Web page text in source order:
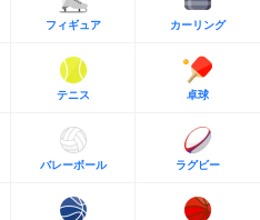
フィギュア カーリング
テニス 卓球
バレーボール ラグビー